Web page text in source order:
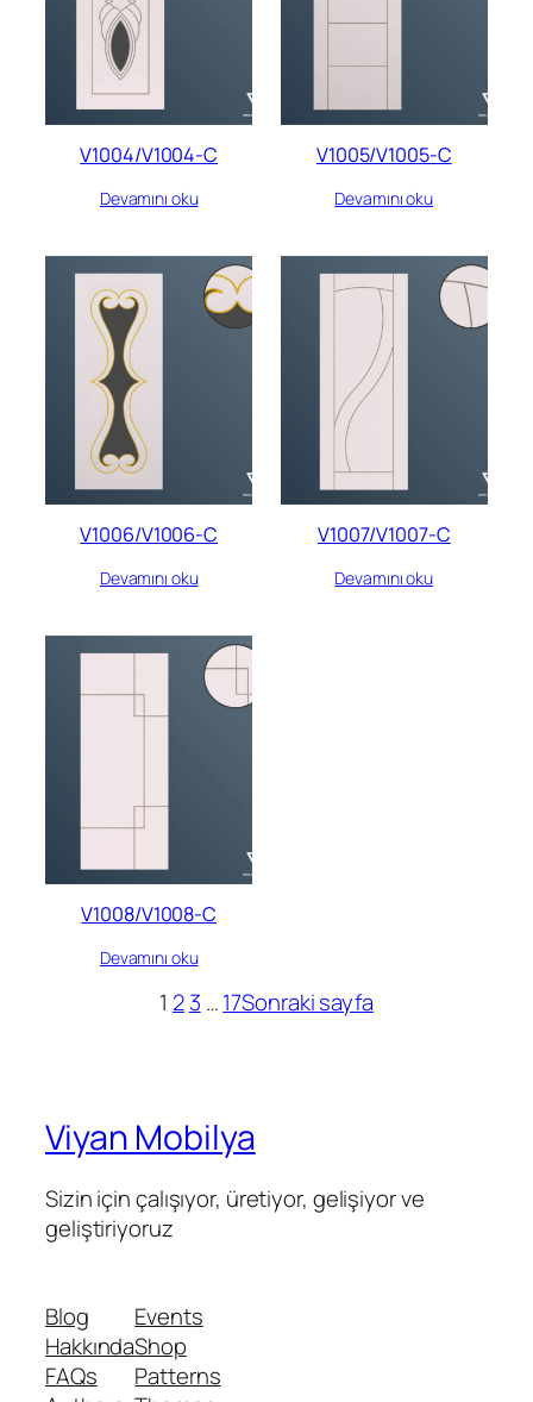
V1004/V1004-C
Devamını oku
V1005/V1005-C
Devamını oku
V1006/V1006-C
Devamını oku
V1007/V1007-C
Devamını oku
V1008/V1008-C
Devamını oku
1 23 …17Sonraki sayfa
Viyan Mobilya
Sizin için çalışıyor, üretiyor, gelişiyor ve
geliştiriyoruz
Blog
Hakkında
FAQs
Events
Shop
Patterns